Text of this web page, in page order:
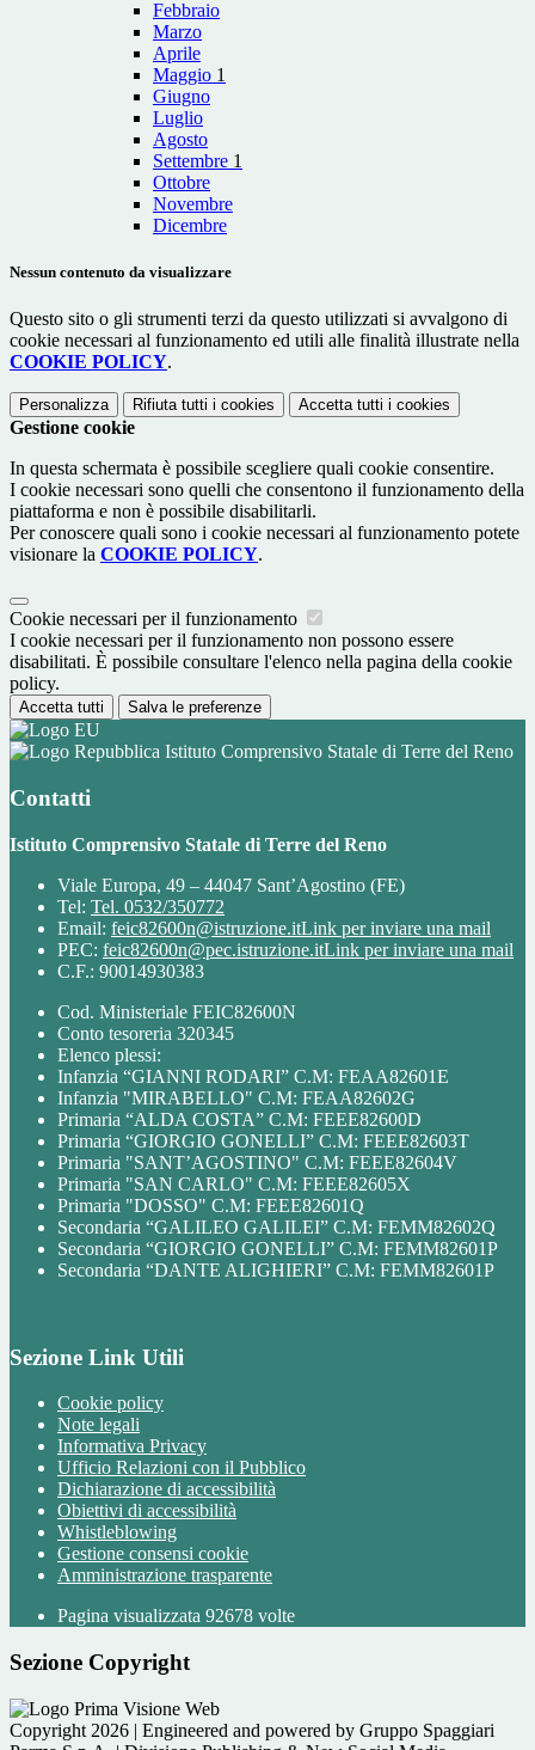
Febbraio
Marzo
Aprile
Maggio 1
Giugno
Luglio
Agosto
Settembre 1
Ottobre
Novembre
Dicembre
Nessun contenuto da visualizzare
Questo sito o gli strumenti terzi da questo utilizzati si avvalgono di
cookie necessari al funzionamento ed utili alle finalità illustrate nella
COOKIE POLICY.
Personalizza Rifiuta tutti i cookies Accetta tutti i cookies
Gestione cookie
In questa schermata è possibile scegliere quali cookie consentire.
I cookie necessari sono quelli che consentono il funzionamento della
piattaforma e non è possibile disabilitarli.
Per conoscere quali sono i cookie necessari al funzionamento potete
visionare la COOKIE POLICY.
Cookie necessari per il funzionamento
I cookie necessari per il funzionamento non possono essere
disabilitati. È possibile consultare l'elenco nella pagina della cookie
policy.
Accetta tutti Salva le preferenze
Istituto Comprensivo Statale di Terre del Reno
Contatti
Istituto Comprensivo Statale di Terre del Reno
Viale Europa, 49 – 44047 Sant’Agostino (FE)
Tel: Tel. 0532/350772
Email: feic82600n@istruzione.itLink per inviare una mail
PEC: feic82600n@pec.istruzione.itLink per inviare una mail
C.F.: 90014930383
Cod. Ministeriale FEIC82600N
Conto tesoreria 320345
Elenco plessi:
Infanzia “GIANNI RODARI” C.M: FEAA82601E
Infanzia "MIRABELLO" C.M: FEAA82602G
Primaria “ALDA COSTA” C.M: FEEE82600D
Primaria “GIORGIO GONELLI” C.M: FEEE82603T
Primaria "SANT’AGOSTINO" C.M: FEEE82604V
Primaria "SAN CARLO" C.M: FEEE82605X
Primaria "DOSSO" C.M: FEEE82601Q
Secondaria “GALILEO GALILEI” C.M: FEMM82602Q
Secondaria “GIORGIO GONELLI” C.M: FEMM82601P
Secondaria “DANTE ALIGHIERI” C.M: FEMM82601P
Sezione Link Utili
Cookie policy
Note legali
Informativa Privacy
Ufficio Relazioni con il Pubblico
Dichiarazione di accessibilità
Obiettivi di accessibilità
Whistleblowing
Gestione consensi cookie
Amministrazione trasparente
Pagina visualizzata 92678 volte
Sezione Copyright
Copyright 2026 | Engineered and powered by Gruppo Spaggiari